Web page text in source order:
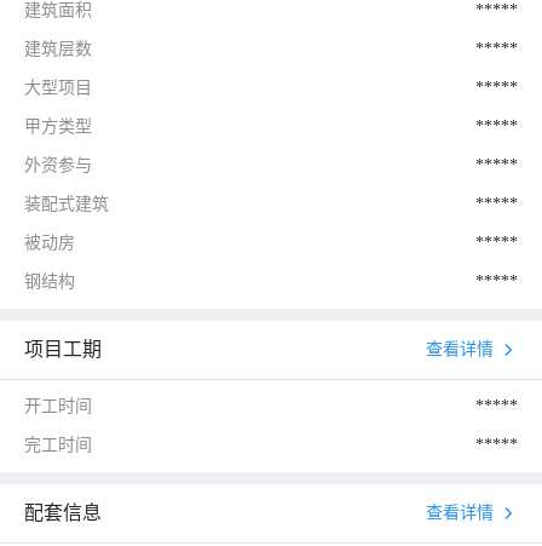
建筑面积 *****
建筑层数 *****
大型项目 *****
甲方类型 *****
外资参与 *****
装配式建筑 *****
被动房 *****
钢结构 *****
项目工期 查看详情
开工时间 *****
完工时间 *****
配套信息 查看详情